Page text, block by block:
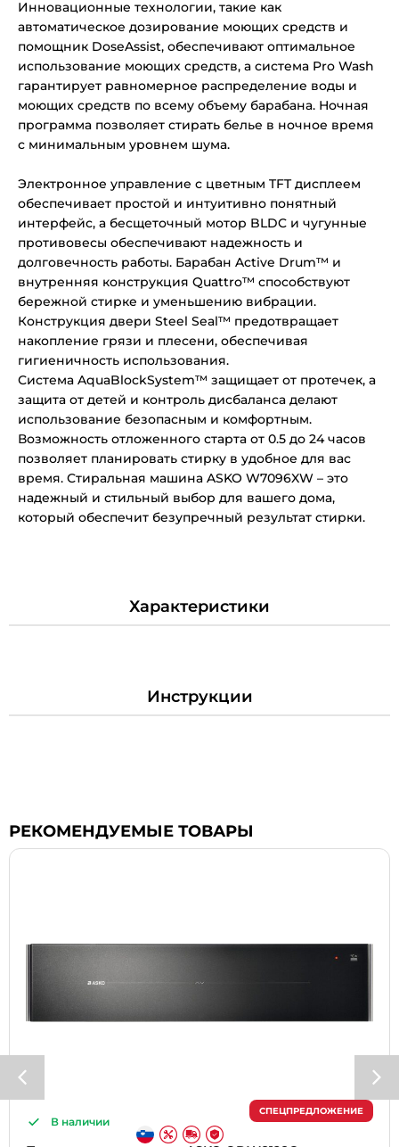
Характеристики
Инструкции
Инновационные технологии, такие как
автоматическое дозирование моющих средств и
помощник DoseAssist, обеспечивают оптимальное
использование моющих средств, а система Pro Wash
гарантирует равномерное распределение воды и
моющих средств по всему объему барабана. Ночная
программа позволяет стирать белье в ночное время
с минимальным уровнем шума.
Электронное управление с цветным TFT дисплеем
обеспечивает простой и интуитивно понятный
интерфейс, а бесщеточный мотор BLDC и чугунные
противовесы обеспечивают надежность и
долговечность работы. Барабан Active Drum™ и
внутренняя конструкция Quattro™ способствуют
бережной стирке и уменьшению вибрации.
Конструкция двери Steel Seal™ предотвращает
накопление грязи и плесени, обеспечивая
гигиеничность использования.
Система AquaBlockSystem™ защищает от протечек, а
защита от детей и контроль дисбаланса делают
использование безопасным и комфортным.
Возможность отложенного старта от 0.5 до 24 часов
позволяет планировать стирку в удобное для вас
время. Стиральная машина ASKO W7096XW – это
надежный и стильный выбор для вашего дома,
который обеспечит безупречный результат стирки.
РЕКОМЕНДУЕМЫЕ ТОВАРЫ
В наличии
СПЕЦПРЕДЛОЖЕНИЕ